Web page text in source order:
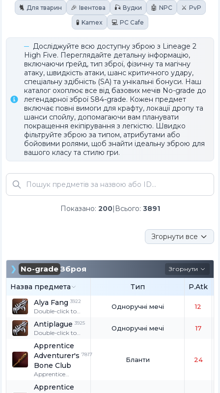
🐈 Для тварин 🎉 Івентова 🎣 Вудки 🤖 NPC ⚔️ PvP
🧪 Kamex 💻 PC Cafe
Досліджуйте всю доступну зброю з Lineage 2
High Five. Переглядайте детальну інформацію,
включаючи ґрейд, тип зброї, фізичну та магічну
атаку, швидкість атаки, шанс критичного удару,
спеціальну здібність (SA) та унікальні бонуси. Наш
каталог охоплює все від базових мечів No-grade до
легендарної зброї S84-grade. Кожен предмет
включає повні вимоги для крафту, локації дропу та
шанси спойлу, допомагаючи вам планувати
покращення екіпірування з легкістю. Швидко
фільтруйте зброю за типом, атрибутами або
бойовими ролями, щоб знайти ідеальну зброю для
вашого класу та стилю гри.
Показано: 200| Всього: 3891
Згорнути все
No-grade Зброя Згорнути
Назва предмета Тип P.Atk
Alya Fang 3922
Double-click to
hatchlings.
Одноручні мечі 12
Antiplague 3925
Double-click to
hatchlings.
Одноручні мечі 17
Apprentice
Adventurer's
Bone Club
7817
Apprentice
Bone Club. This
Бланти 24
Apprentice